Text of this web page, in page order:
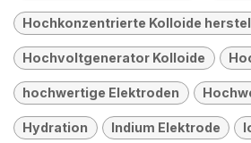
Hochkonzentrierte Kolloide
Hochvoltgenerator Kolloide
hochwertige Elektroden
Hydration Indium Elektrode